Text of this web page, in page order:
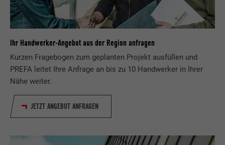
Ihr Handwerker-Angebot aus der Region anfragen
Kurzen Fragebogen zum geplanten Projekt ausfüllen und
PREFA leitet Ihre Anfrage an bis zu 10 Handwerker in Ihrer
Nähe weiter.
JETZT ANGEBOT ANFRAGEN